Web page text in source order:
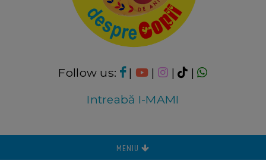
Follow us: | | |
|
Intreabă I-MAMI
MENIU